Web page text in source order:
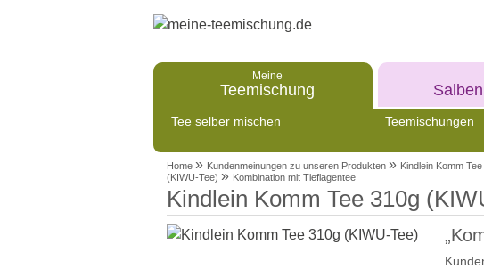
Meine
Teemischung
Tee selber mischen Teemischungen
Home » Kundenmeinungen zu unseren Produkten » Kindlein Komm
(KIWU-Tee) » Kombination mit Tieflagentee
Kindlein Komm Tee 310g